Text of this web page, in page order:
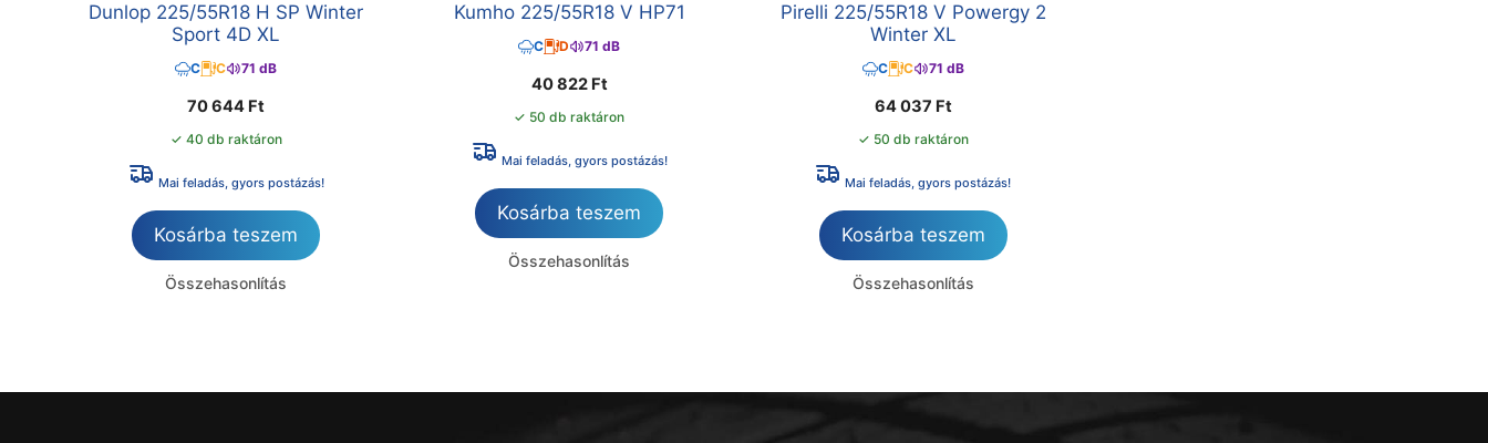
Dunlop 225/55R18 H SP Winter
Sport 4D XL
C C 71 dB
70 644 Ft
✓ 40 db raktáron
Mai feladás, gyors postázás!
Kosárba teszem
Összehasonlítás
Kumho 225/55R18 V HP71
C D 71 dB
40 822 Ft
✓ 50 db raktáron
Mai feladás, gyors postázás!
Kosárba teszem
Összehasonlítás
Pirelli 225/55R18 V Powergy 2
Winter XL
C C 71 dB
64 037 Ft
✓ 50 db raktáron
Mai feladás, gyors postázás!
Kosárba teszem
Összehasonlítás